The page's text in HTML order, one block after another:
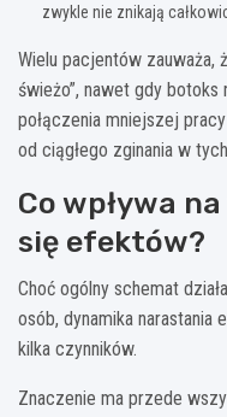
zwykle nie znikają
Wielu pacjentów zauważa,
świeżo”, nawet gdy
połączenia mniejszej
od ciągłego zginania w
Co wpływa
się efektów?
Choć ogólny schemat
osób, dynamika narastania
kilka czynników.
Znaczenie ma przede